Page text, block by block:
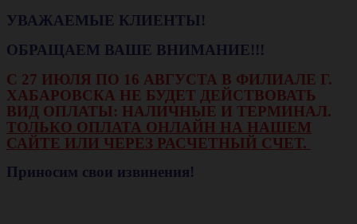
УВАЖАЕМЫЕ КЛИЕНТЫ!
ОБРАЩАЕМ ВАШЕ ВНИМАНИЕ!!!
С 27 ИЮЛЯ ПО 16 АВГУСТА В ФИЛИАЛЕ Г.
ХАБАРОВСКА НЕ БУДЕТ ДЕЙСТВОВАТЬ
ВИД ОПЛАТЫ: НАЛИЧНЫЕ И ТЕРМИНАЛ.
ТОЛЬКО ОПЛАТА ОНЛАЙН НА НАШЕМ
САЙТЕ ИЛИ ЧЕРЕЗ РАСЧЕТНЫЙ СЧЕТ.
Приносим свои извинения!